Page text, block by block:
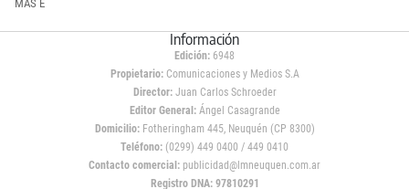
MAS E
Información
Edición: 6948
Propietario:Comunicaciones y Medios S.A
Director: Juan Carlos Schroeder
Editor General:Ángel Casagrande
Domicilio:Fotheringham 445, Neuquén (CP 8300)
Teléfono: (0299) 449 0400 / 449 0410
Contacto comercial: publicidad@lmneuquen.com.ar
Registro DNA: 97810291